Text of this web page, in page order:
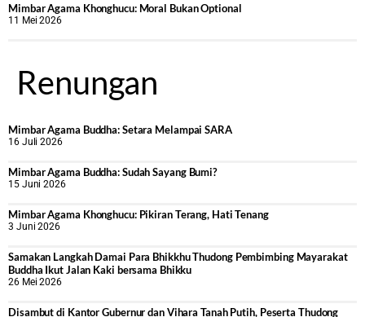
Mimbar Agama Khonghucu: Moral Bukan Optional
11 Mei 2026
Renungan
Mimbar Agama Buddha: Setara Melampai SARA
16 Juli 2026
Mimbar Agama Buddha: Sudah Sayang Bumi?
15 Juni 2026
Mimbar Agama Khonghucu: Pikiran Terang, Hati Tenang
3 Juni 2026
Samakan Langkah Damai Para Bhikkhu Thudong Pembimbing Mayarakat
Buddha Ikut Jalan Kaki bersama Bhikku
26 Mei 2026
Disambut di Kantor Gubernur dan Vihara Tanah Putih, Peserta Thudong